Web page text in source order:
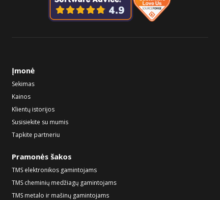
Įmonė
Sekimas
Kainos
Klientų istorijos
Susisiekite su mumis
Tapkite partneriu
Pramonės šakos
TMS elektronikos gamintojams
TMS cheminių medžiagų gamintojams
TMS metalo ir mašinų gamintojams